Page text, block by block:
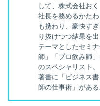
して、株式会社お
社長を務めるかた
も携わり、豪快す
り抜けつつ結果を
テーマとしたセミ
師」「プロ飲み師
のスペシャリスト。
著書に「ビジネス
師の仕事術」がある